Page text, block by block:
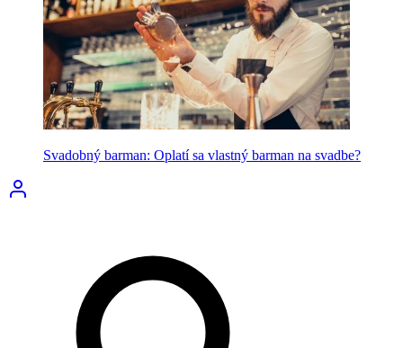
Svadobný barman: Oplatí sa vlastný barman na svadbe?